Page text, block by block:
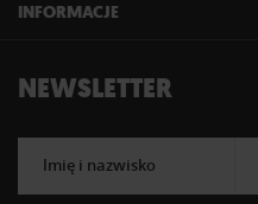
INFORMACJE
NEWSLETTER
Imię i nazwisko